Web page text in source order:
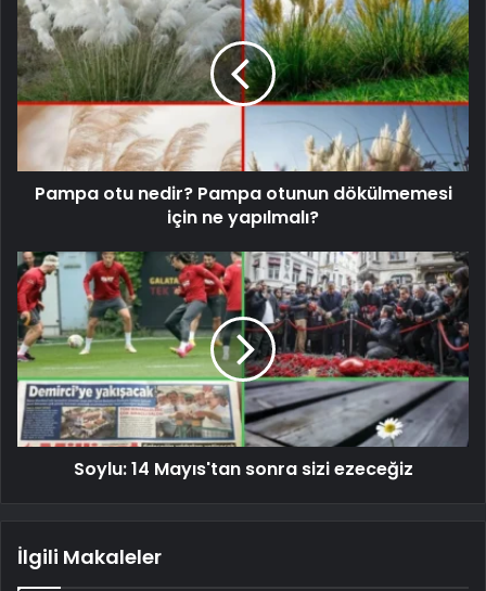
Pampa otu nedir? Pampa otunun dökülmemesi
için ne yapılmalı?
Soylu: 14 Mayıs'tan sonra sizi ezeceğiz
İlgili Makaleler